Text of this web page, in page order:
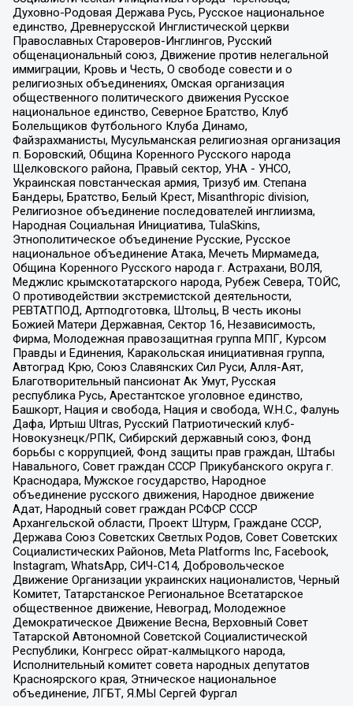
Духовно-Родовая Держава Русь, Русское национальное
единство, Древнерусской Инглистической церкви
Православных Староверов-Инглингов, Русский
общенациональный союз, Движение против нелегальной
иммиграции, Кровь и Честь, О свободе совести и о
религиозных объединениях, Омская организация
общественного политического движения Русское
национальное единство, Северное Братство, Клуб
Болельщиков Футбольного Клуба Динамо,
Файзрахманисты, Мусульманская религиозная организация
п. Боровский, Община Коренного Русского народа
Щелковского района, Правый сектор, УНА - УНСО,
Украинская повстанческая армия, Тризуб им. Степана
Бандеры, Братство, Белый Крест, Misanthropic division,
Религиозное объединение последователей инглиизма,
Народная Социальная Инициатива, TulaSkins,
Этнополитическое объединение Русские, Русское
национальное объединение Атака, Мечеть Мирмамеда,
Община Коренного Русского народа г. Астрахани, ВОЛЯ,
Меджлис крымскотатарского народа, Рубеж Севера, ТОЙС,
О противодействии экстремистской деятельности,
РЕВТАТПОД, Артподготовка, Штольц, В честь иконы
Божией Матери Державная, Сектор 16, Независимость,
Фирма, Молодежная правозащитная группа МПГ, Курсом
Правды и Единения, Каракольская инициативная группа,
Автоград Крю, Союз Славянских Сил Руси, Алля-Аят,
Благотворительный пансионат Ак Умут, Русская
республика Русь, Арестантское уголовное единство,
Башкорт, Нация и свобода, Нация и свобода, W.H.С., Фалунь
Дафа, Иртыш Ultras, Русский Патриотический клуб-
Новокузнецк/РПК, Сибирский державный союз, Фонд
борьбы с коррупцией, Фонд защиты прав граждан, Штабы
Навального, Совет граждан СССР Прикубанского округа г.
Краснодара, Мужское государство, Народное
объединение русского движения, Народное движение
Адат, Народный совет граждан РСФСР СССР
Архангельской области, Проект Штурм, Граждане СССР,
Держава Союз Советских Светлых Родов, Совет Советских
Социалистических Районов, Meta Platforms Inc, Facebook,
Instagram, WhatsApp, СИЧ-С14, Добровольческое
Движение Организации украинских националистов, Черный
Комитет, Татарстанское Региональное Всетатарское
общественное движение, Невоград, Молодежное
Демократическое Движение Весна, Верховный Совет
Татарской Автономной Советской Социалистической
Республики, Конгресс ойрат-калмыцкого народа,
Исполнительный комитет совета народных депутатов
Красноярского края, Этническое национальное
объединение, ЛГБТ, Я.МЫ Сергей Фургал